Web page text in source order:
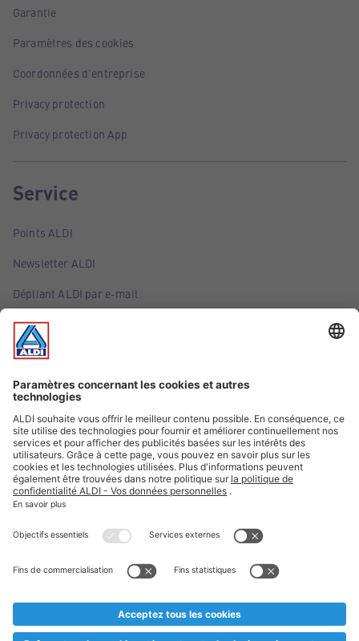
Garantie
Paramètres des cookies
Coordonnées d'entreprise
Privacy protection
Privacy protection App
Service
Points ALDI
Newsletter ALDI
Dépliant ALDI par e-mail
Offres
Infos essentielles
Suivez ALDI Belgique
Textes marqués d'un astérisque et mentions légales
* Nous vendons ces articles temporairement et jusqu'à
au cas où, malgré le planning bien étudié, nous serions
prématurément en rupture de stock. Prix Recupel et TVA incl.
** Sur ce site, l’utilisation de la forme masculine a été adoptée